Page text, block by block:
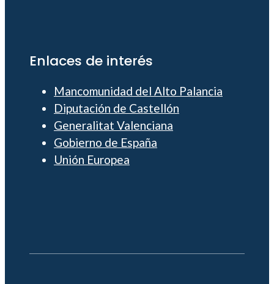
Enlaces de interés
Mancomunidad del Alto Palancia
Diputación de Castellón
Generalitat Valenciana
Gobierno de España
Unión Europea